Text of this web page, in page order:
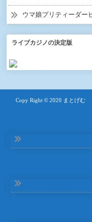
ウマ娘プリティーダー
ライブカジノの決定版
Copy Right © 2020 まとげむ